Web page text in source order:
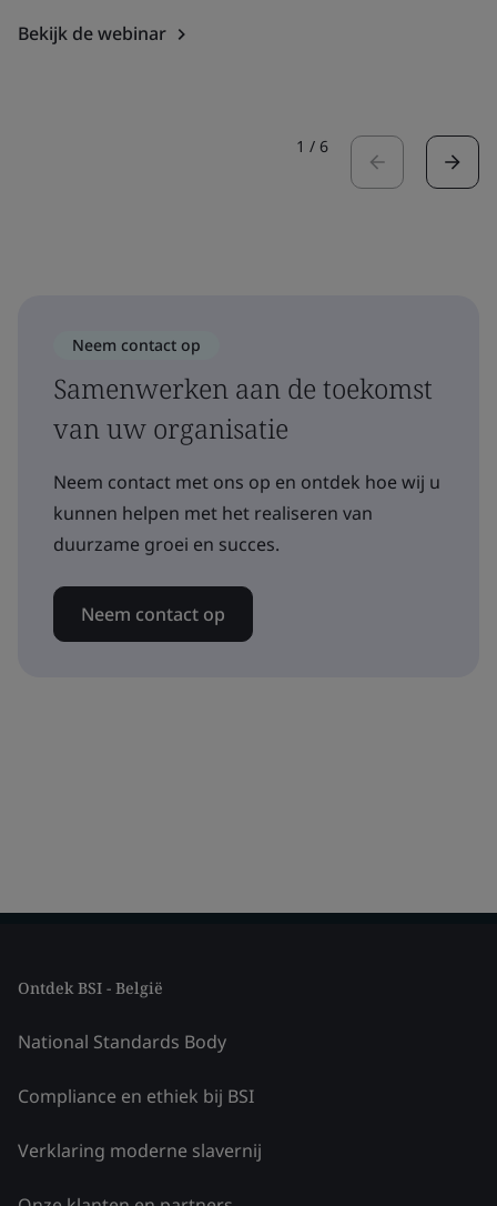
Bekijk de webinar
1 / 6
Neem contact op
Samenwerken aan de toekomst
van uw organisatie
Neem contact met ons op en ontdek hoe wij u
kunnen helpen met het realiseren van
duurzame groei en succes.
Neem contact op
Ontdek BSI - België
National Standards Body
Compliance en ethiek bij BSI
Verklaring moderne slavernij